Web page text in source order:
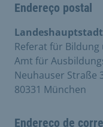
Endereço postal
Referat für Bildung
Amt für
Neuhauser Straße
80331 München
Endereço de